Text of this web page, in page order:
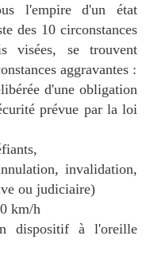
l'empire d'un état
des 10 circonstances
visées, se trouvent
aggravantes :
d'une obligation
prévue par la loi
invalidation,
ou judiciaire)
km/h
dispositif à l'oreille